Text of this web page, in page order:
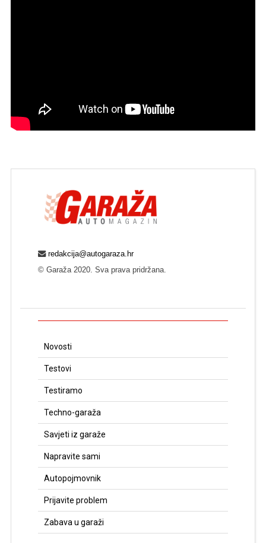
redakcija@autogaraza.hr
© Garaža 2020. Sva prava pridržana.
Novosti
Testovi
Testiramo
Techno-garaža
Savjeti iz garaže
Napravite sami
Autopojmovnik
Prijavite problem
Zabava u garaži